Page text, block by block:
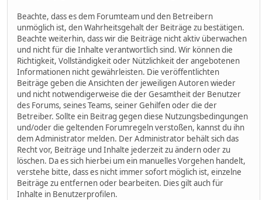
Beachte, dass es dem Forumteam und den Betreibern
unmöglich ist, den Wahrheitsgehalt der Beiträge zu bestätigen.
Beachte weiterhin, dass wir die Beiträge nicht aktiv überwachen
und nicht für die Inhalte verantwortlich sind. Wir können die
Richtigkeit, Vollständigkeit oder Nützlichkeit der angebotenen
Informationen nicht gewährleisten. Die veröffentlichten
Beiträge geben die Ansichten der jeweiligen Autoren wieder
und nicht notwendigerweise die der Gesamtheit der Benutzer
des Forums, seines Teams, seiner Gehilfen oder die der
Betreiber. Sollte ein Beitrag gegen diese Nutzungsbedingungen
und/oder die geltenden Forumregeln verstoßen, kannst du ihn
dem Administrator melden. Der Administrator behält sich das
Recht vor, Beiträge und Inhalte jederzeit zu ändern oder zu
löschen. Da es sich hierbei um ein manuelles Vorgehen handelt,
verstehe bitte, dass es nicht immer sofort möglich ist, einzelne
Beiträge zu entfernen oder bearbeiten. Dies gilt auch für
Inhalte in Benutzerprofilen.